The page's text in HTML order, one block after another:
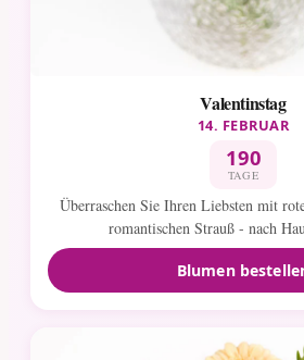
Valentinstag
14. FEBRUAR
190
TAGE
Überraschen Sie Ihren Liebsten mit
romantischen Strauß - nach
Blumen